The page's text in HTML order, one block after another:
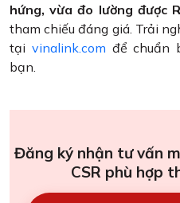
hứng, vừa đo lường được
tham chiếu đáng giá. Trải
tại vinalink.com để chuẩn
bạn.
Đăng ký nhận tư vấn
CSR phù hợp